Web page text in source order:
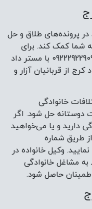
در پرونده‌های طلاق و حل
شما کمک کند. برای
کسب اطلاعات بیشتر از طریق شماره 09222922909 با مستر داد
از قربانیان آزار و
خانوادگی
دوستانه حل شود. اگر
دارید و یا می‌خواهید
طریق شماره
نمایید. وکیل خانواده در
به مشاغل خانوادگی
حاصل شود.